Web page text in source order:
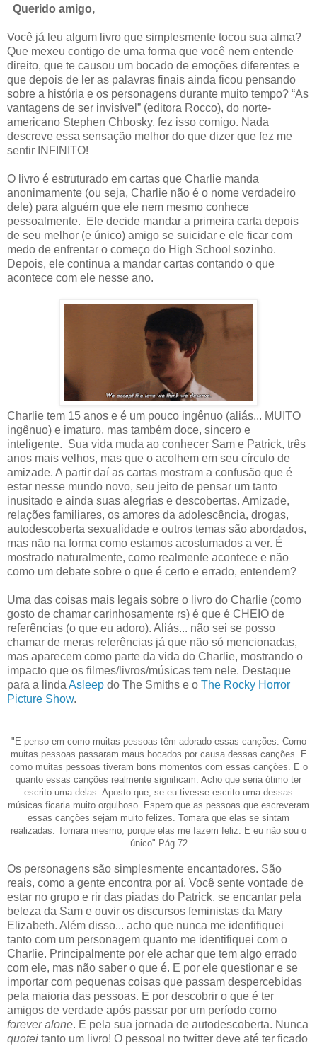
Querido amigo,
Você já leu algum livro que simplesmente tocou sua alma?
Que mexeu contigo de uma forma que você nem entende
direito, que te causou um bocado de emoções diferentes e
que depois de ler as palavras finais ainda ficou pensando
sobre a história e os personagens durante muito tempo? “As
vantagens de ser invisível” (editora Rocco), do norte-
americano Stephen Chbosky, fez isso comigo. Nada
descreve essa sensação melhor do que dizer que fez me
sentir INFINITO!
O livro é estruturado em cartas que Charlie manda
anonimamente (ou seja, Charlie não é o nome verdadeiro
dele) para alguém que ele nem mesmo conhece
pessoalmente. Ele decide mandar a primeira carta depois
de seu melhor (e único) amigo se suicidar e ele ficar com
medo de enfrentar o começo do High School sozinho.
Depois, ele continua a mandar cartas contando o que
acontece com ele nesse ano.
Charlie tem 15 anos e é um pouco ingênuo (aliás... MUITO
ingênuo) e imaturo, mas também doce, sincero e
inteligente. Sua vida muda ao conhecer Sam e Patrick, três
anos mais velhos, mas que o acolhem em seu círculo de
amizade. A partir daí as cartas mostram a confusão que é
estar nesse mundo novo, seu jeito de pensar um tanto
inusitado e ainda suas alegrias e descobertas. Amizade,
relações familiares, os amores da adolescência, drogas,
autodescoberta sexualidade e outros temas são abordados,
mas não na forma como estamos acostumados a ver. É
mostrado naturalmente, como realmente acontece e não
como um debate sobre o que é certo e errado, entendem?
Uma das coisas mais legais sobre o livro do Charlie (como
gosto de chamar carinhosamente rs) é que é CHEIO de
referências (o que eu adoro). Aliás... não sei se posso
chamar de meras referências já que não só mencionadas,
mas aparecem como parte da vida do Charlie, mostrando o
impacto que os filmes/livros/músicas tem nele. Destaque
para a lindaAsleep do The Smiths e o The Rocky Horror
Picture Show.
"E penso em como muitas pessoas têm adorado essas canções. Como
muitas pessoas passaram maus bocados por causa dessas canções. E
como muitas pessoas tiveram bons momentos com essas canções. E o
quanto essas canções realmente significam. Acho que seria ótimo ter
escrito uma delas. Aposto que, se eu tivesse escrito uma dessas
músicas ficaria muito orgulhoso. Espero que as pessoas que escreveram
essas canções sejam muito felizes. Tomara que elas se sintam
realizadas. Tomara mesmo, porque elas me fazem feliz. E eu não sou o
único" Pág 72
Os personagens são simplesmente encantadores. São
reais, como a gente encontra por aí. Você sente vontade de
estar no grupo e rir das piadas do Patrick, se encantar pela
beleza da Sam e ouvir os discursos feministas da Mary
Elizabeth. Além disso... acho que nunca me identifiquei
tanto com um personagem quanto me identifiquei com o
Charlie. Principalmente por ele achar que tem algo errado
com ele, mas não saber o que é. E por ele questionar e se
importar com pequenas coisas que passam despercebidas
pela maioria das pessoas. E por descobrir o que é ter
amigos de verdade após passar por um período como
forever alone. E pela sua jornada de autodescoberta. Nunca
quotei tanto um livro! O pessoal no twitter deve até ter ficado